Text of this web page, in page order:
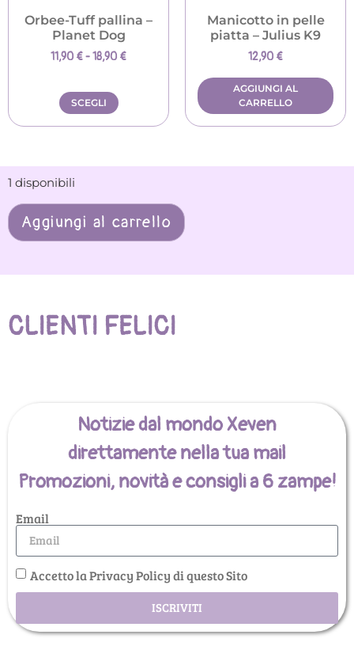
Orbee-Tuff pallina –
Planet Dog
11,90 €-18,90 €
SCEGLI
Manicotto in pelle
piatta – Julius K9
12,90 €
AGGIUNGI AL
CARRELLO
1 disponibili
Aggiungi al carrello
CLIENTI FELICI
Notizie dal mondo Xeven
direttamente nella tua mail
Promozioni, novità e consigli a 6 zampe!
Email
Accetto la Privacy Policy di questo Sito
ISCRIVITI